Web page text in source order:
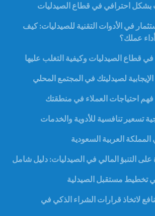
بشكل احترافي في قطاع الصيدليات
في الأدوات التقنية للصيدليات: كيف
عملك؟
في قطاع الصيدليات وكيفية التغلب عليها
لصيدليتك في المجتمع المحلي
احتياجات العملاء في منطقتك
تسعير تنافسية للأدوية والخدمات
العربية السعودية
التنبؤ المالي في الصيدليات: دليل شامل
في تخطيط مستقبل الصيدلية
لاتخاذ قرارات الشراء الذكي في